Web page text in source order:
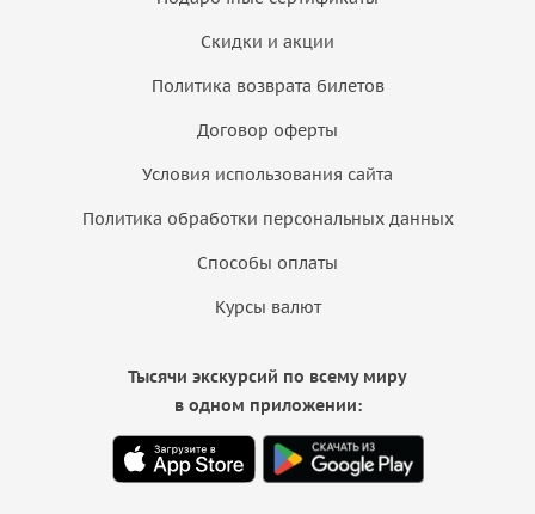
Скидки и акции
Политика возврата билетов
Договор оферты
Условия использования сайта
Политика обработки персональных данных
Способы оплаты
Курсы валют
Тысячи экскурсий по всему миру
в одном приложении: